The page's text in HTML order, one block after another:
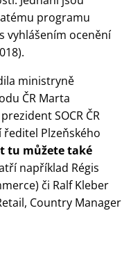
programu
vyhlášením ocenění
ministryně
ČR Marta
SOCR ČR
Plzeňského
tu můžete také
například Régis
či Ralf Kleber
Country Manager